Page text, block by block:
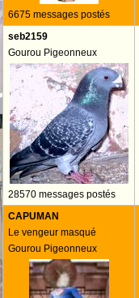
6675 messages postés
seb2159
Gourou Pigeonneux
28570 messages postés
CAPUMAN
Le vengeur masqué
Gourou Pigeonneux